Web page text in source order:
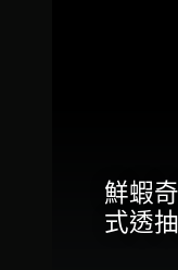
鮮蝦
式透